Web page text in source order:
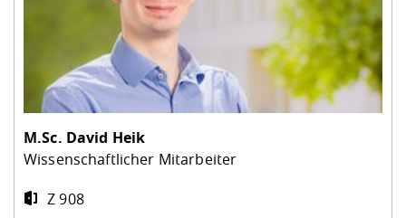
M.Sc. David Heik
Wissenschaftlicher Mitarbeiter
Z 908